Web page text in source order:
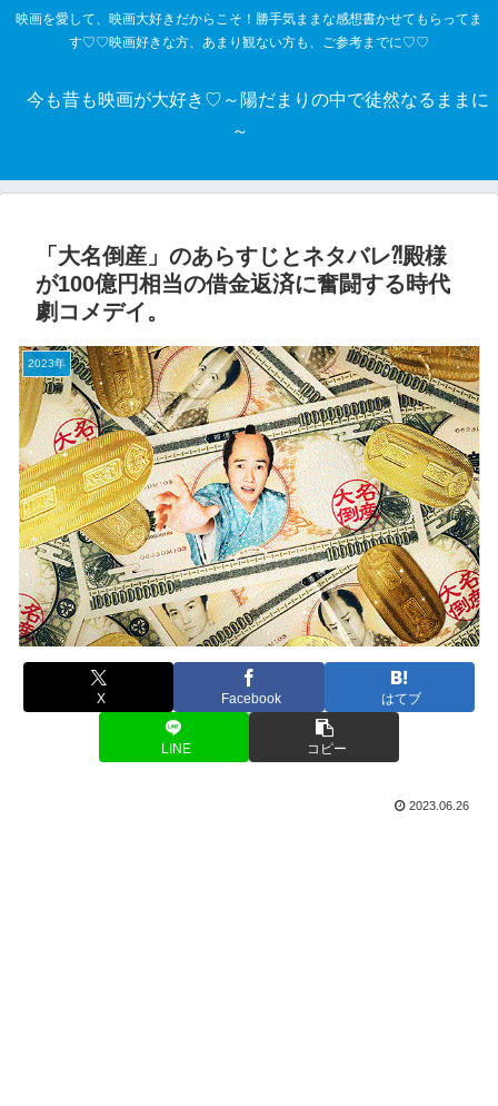
映画を愛して、映画大好きだからこそ！勝手気ままな感想書かせてもらってま
す♡♡映画好きな方、あまり観ない方も、ご参考までに♡♡
今も昔も映画が大好き♡～陽だまりの中で徒然なるままに
～
「大名倒産」のあらすじとネタバレ⁈殿様
が100億円相当の借金返済に奮闘する時代
劇コメデイ。
2023年
X Facebook はてブ
LINE コピー
2023.06.26